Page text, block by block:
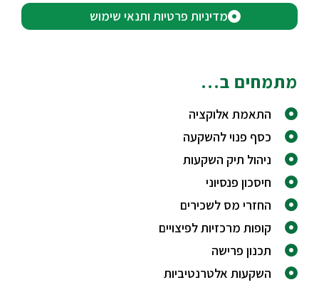
מדיניות פרטיות ותנאי שימוש
מתמחים ב...
התאמת אלוקציה
כסף פנוי להשקעה
ניהול תיק השקעות
חיסכון פנסיוני
החזרי מס לשכירים
קופות מרכזיות לפיצויים
תכנון פרישה
השקעות אלטרנטיביות